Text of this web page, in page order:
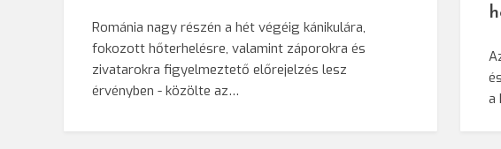
Románia nagy részén a hét végéig kánikulára,
fokozott hőterhelésre, valamint záporokra és
zivatarokra figyelmeztető előrejelzés lesz
érvényben - közölte az…
a